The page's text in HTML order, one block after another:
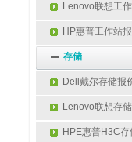
Lenovo联想工
HP惠普工作站
存储
Dell戴尔存储报
Lenovo联想存
HPE惠普H3C存